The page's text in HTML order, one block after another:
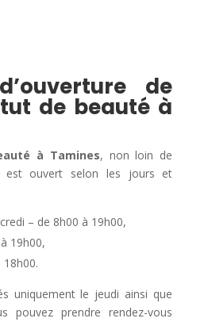
de
de beauté à
à Tamines, non loin de
est ouvert selon les jours et
– de 8h00 à 19h00,
19h00,
18h00.
uniquement le jeudi ainsi que
pouvez prendre rendez-vous